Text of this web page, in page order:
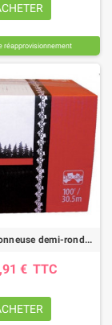
réapprovisionnement
Chaine tronçonneuse demi-ronde OREGON 90PX /pas 3/8"LP / jauge .043"(1.1mm) - rouleau 25 pieds
€ TTC